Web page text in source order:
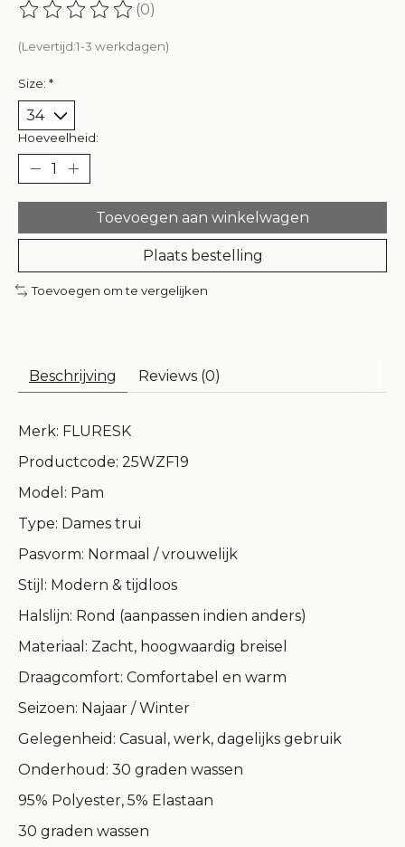
De beoordeling van dit product is
(0)
(Levertijd:1-3 werkdagen)
Size: *
Hoeveelheid:
Toevoegen aan winkelwagen
Plaats bestelling
Toevoegen om te vergelijken
Beschrijving Reviews (0)
Merk: FLURESK
Productcode: 25WZF19
Model: Pam
Type: Dames trui
Pasvorm: Normaal / vrouwelijk
Stijl: Modern & tijdloos
Halslijn: Rond (aanpassen indien anders)
Materiaal: Zacht, hoogwaardig breisel
Draagcomfort: Comfortabel en warm
Seizoen: Najaar / Winter
Gelegenheid: Casual, werk, dagelijks gebruik
Onderhoud: 30 graden wassen
95% Polyester, 5% Elastaan
30 graden wassen